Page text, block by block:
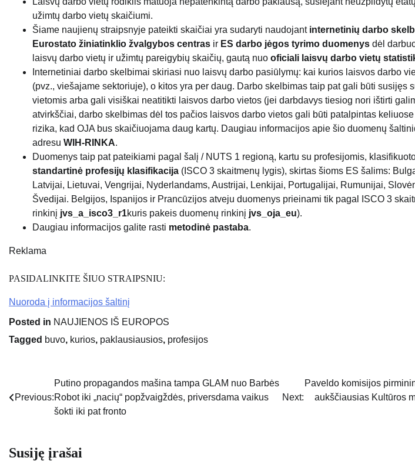
užimtų darbo vietų skaičiumi.
Šiame naujienų straipsnyje pateikti skaičiai yra sudaryti naudojantinternetinių darbo
Eurostato žiniatinklio žvalgybos centras ir ES darbo jėgos tyrimo duomenys dėl
laisvų darbo vietų ir užimtų pareigybių skaičių, gautą nuo oficiali laisvų darbo vietų
Internetiniai darbo skelbimai skiriasi nuo laisvų darbo pasiūlymų: kai kurios laisvos darbo
(pvz., viešajame sektoriuje), o kitos yra per daug. Darbo skelbimas taip pat gali būti susijęs
vietomis arba gali visiškai neatitikti laisvos darbo vietos (jei darbdavys tiesiog nori ištirti
atvirkščiai, darbo skelbimas dėl tos pačios laisvos darbo vietos gali būti patalpintas
rizika, kad OJA bus skaičiuojama daug kartų. Daugiau informacijos apie šio duomenų
adresu WIH-RINKA.
Duomenys taip pat pateikiami pagal šalį / NUTS 1 regioną, kartu su profesijomis,
standartinė profesijų klasifikacija (ISCO 3 skaitmenų lygis), skirtas šioms ES šalims:
Latvijai, Lietuvai, Vengrijai, Nyderlandams, Austrijai, Lenkijai, Portugalijai, Rumunijai,
Švedijai. Belgijos, Ispanijos ir Prancūzijos atveju duomenys prieinami tik pagal ISCO 3
rinkinį jvs_a_isco3_r1kuris pakeis duomenų rinkinį jvs_oja_eu).
Daugiau informacijos galite rasti metodinė pastaba.
Reklama
PASIDALINKITE ŠIUO STRAIPSNIU:
Nuoroda į informacijos šaltinį
Posted in NAUJIENOS IŠ EUROPOS
Tagged buvo, kurios, paklausiausios, profesijos
Navigacija
Previous:
Putino propagandos mašina tampa GLAM nuo Barbės
Robot iki „nacių“ popžvaigždės, priversdama vaikus
šokti iki pat fronto
Next:
Paveldo komisijos
aukščiausias Kultūros
Susiję įrašai